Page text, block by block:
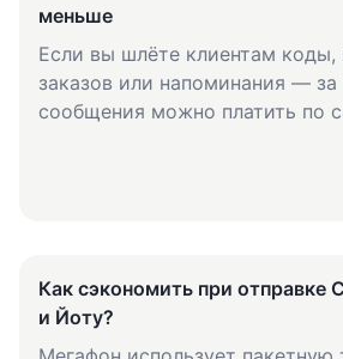
меньше
Если вы шлёте клиентам коды,
заказов или напоминания — за
сообщения можно платить по
Как сэкономить при
и Йоту?